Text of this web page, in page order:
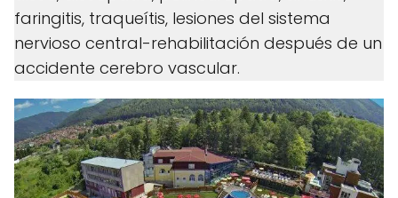
faringitis, traqueítis, lesiones del sistema
nervioso central-rehabilitación después de un
accidente cerebro vascular.